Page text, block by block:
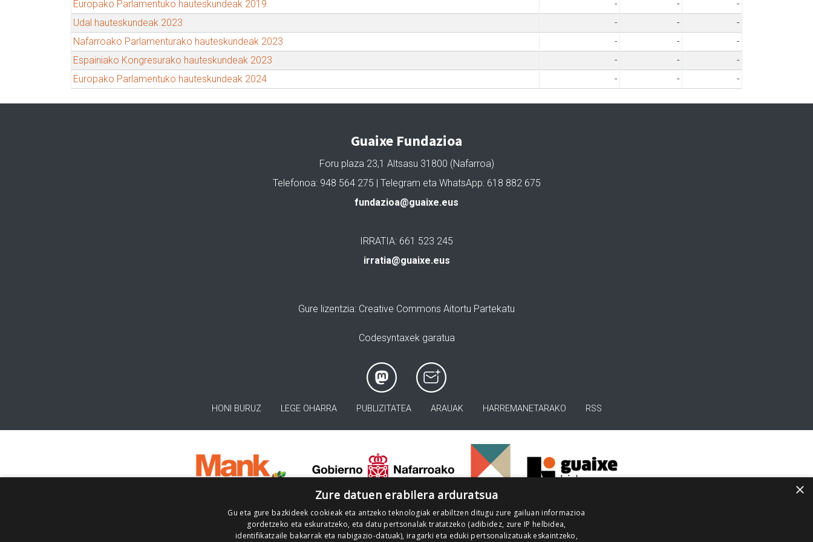
Europako Parlamentuko hauteskundeak 2019
- -
-
Udal hauteskundeak 2023
- -
-
Nafarroako Parlamenturako hauteskundeak 2023
- -
-
Espainiako Kongresurako hauteskundeak 2023
- -
-
Europako Parlamentuko hauteskundeak 2024
- - -
Guaixe Fundazioa
Foru plaza 23,1 Altsasu 31800 (Nafarroa)
Telefonoa: 948 564 275 | Telegram eta WhatsApp: 618 882 675
fundazioa@guaixe.eus
IRRATIA: 661 523 245
irratia@guaixe.eus
Gure lizentzia: Creative Commons Aitortu Partekatu
Codesyntaxek garatua
HONI BURUZ LEGE OHARRA PUBLIZITATEA ARAUAK HARREMANETARAKO RSS
×
Zure datuen erabilera arduratsua
Gu eta gure bazkideek cookieak eta antzeko teknologiak erabiltzen ditugu zure gailuan informazioa
gordetzeko eta eskuratzeko, eta datu pertsonalak tratatzeko (adibidez, zure IP helbidea,
identifikatzaile bakarrak eta nabigazio-datuak), iragarki eta eduki pertsonalizatuak eskaintzeko,